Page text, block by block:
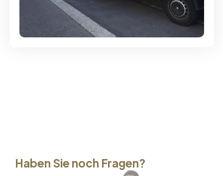
Günstige Umzüge - Hervorragender
Service
Haben Sie noch Fragen?